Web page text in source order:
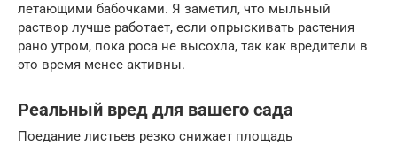
летающими бабочками. Я заметил, что мыльный
раствор лучше работает, если опрыскивать растения
рано утром, пока роса не высохла, так как вредители в
это время менее активны.
Реальный вред для вашего сада
Поедание листьев резко снижает площадь